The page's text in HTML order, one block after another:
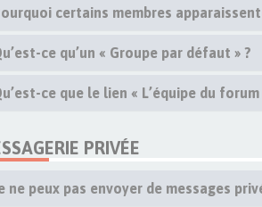
certains membres
ce qu’un « Groupe par défaut » ?
ce que le lien « L’équipe du forum
PRIVÉE
ne peux pas envoyer de messages